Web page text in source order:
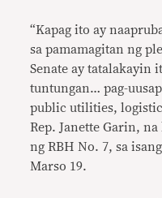
“Kapag ito ay
sa pamamagitan ng
Senate ay tatalakayin
tuntungan… pag-
public utilities,
Rep. Janette Garin,
ng RBH No. 7, sa
Marso 19.